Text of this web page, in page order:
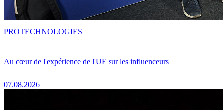
Au cœur de l'expérience de l'UE sur les influenceurs
07.08.2026
PROTECHNOLOGIES